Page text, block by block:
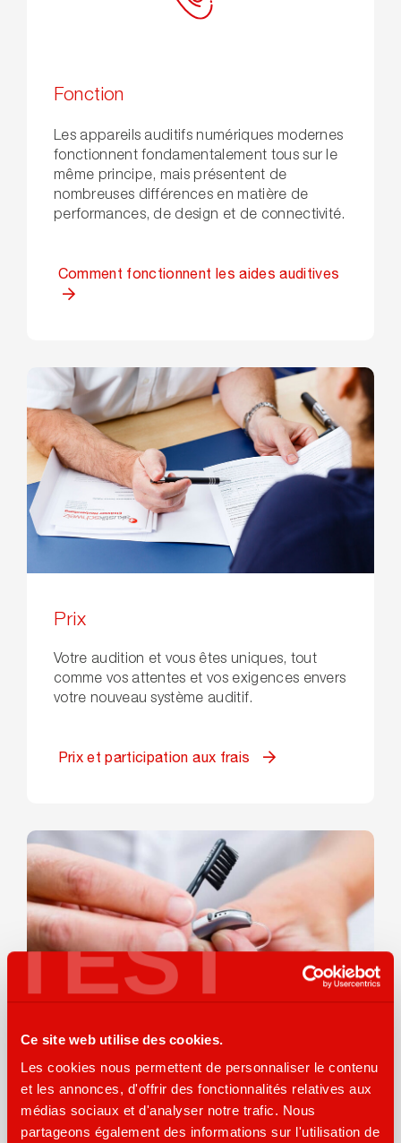
TEST
Ce site web utilise des cookies.
Les cookies nous permettent de personnaliser le contenu
et les annonces, d'offrir des fonctionnalités relatives aux
médias sociaux et d'analyser notre trafic. Nous
partageons également des informations sur l'utilisation de
Fonction
Les appareils auditifs numériques modernes
fonctionnent fondamentalement tous sur le
même principe, mais présentent de
nombreuses différences en matière de
performances, de design et de connectivité.
Comment fonctionnent les aides auditives
Prix
Votre audition et vous êtes uniques, tout
comme vos attentes et vos exigences envers
votre nouveau système auditif.
Prix et participation aux frais
Les systèmes auditifs sont devenus de